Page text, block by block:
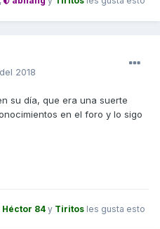
2018
su día, que era una suerte
en el foro y lo sigo
Héctor 84 y Tiritos les gusta esto